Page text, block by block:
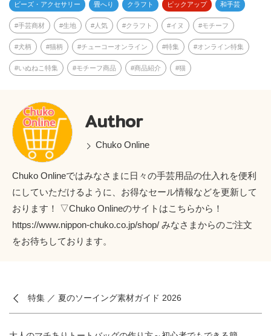
ビーズ・アクセサリー 畳へり クラフト ピックアップ 和手芸
手芸商材 生地 人気 クラフト イヌ モチーフ
犬柄 猫柄 チューコーオンライン 特集 オンライン特集
いぬねこ特集 モチーフ商品 商品紹介 猫
Author
Chuko Online
Chuko Onlineではみなさまに日々の手芸用品の仕入れを便利
にしていただけるように、お得なセール情報などを更新して
おります！ ▽Chuko Onlineのサイトはこちらから！
https://www.nippon-chuko.co.jp/shop/ みなさまからのご注文
をお待ちしております。
特集 ／ 夏のソーイング素材ガイド 2026